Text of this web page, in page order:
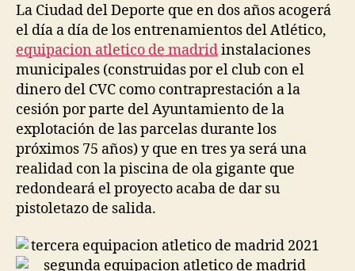
La Ciudad del Deporte que en dos años acogerá
el día a día de los entrenamientos del Atlético,
equipacion atletico de madridinstalaciones
municipales (construidas por el club con el
dinero del CVC como contraprestación a la
cesión por parte del Ayuntamiento de la
explotación de las parcelas durante los
próximos 75 años) y que en tres ya será una
realidad con la piscina de ola gigante que
redondeará el proyecto acaba de dar su
pistoletazo de salida.